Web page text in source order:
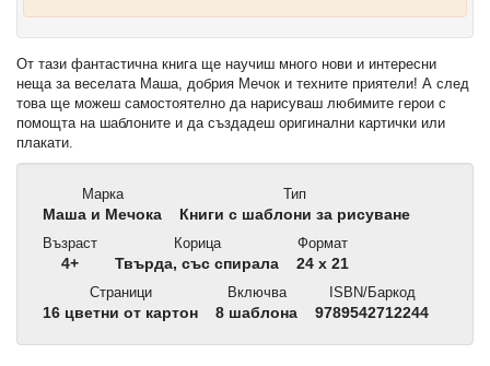
От тази фантастична книга ще научиш много нови и интересни
неща за веселата Маша, добрия Мечок и техните приятели! А след
това ще можеш самостоятелно да нарисуваш любимите герои с
помощта на шаблоните и да създадеш оригинални картички или
плакати.
Марка
Маша и Мечока
Тип
Книги с шаблони за рисуване
Възраст
4+
Корица
Твърда, със спирала
Формат
24 x 21
Страници
16 цветни от картон
Включва
8 шаблона
ISBN/Баркод
9789542712244